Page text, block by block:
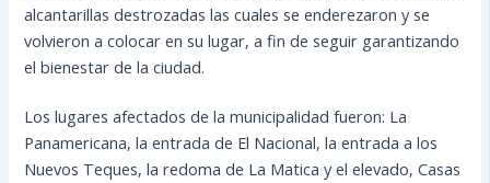
alcantarillas destrozadas las cuales se enderezaron y se
volvieron a colocar en su lugar, a fin de seguir garantizando
el bienestar de la ciudad.
Los lugares afectados de la municipalidad fueron: La
Panamericana, la entrada de El Nacional, la entrada a los
Nuevos Teques, la redoma de La Matica y el elevado, Casas